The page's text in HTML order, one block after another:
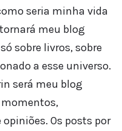
seria minha vida
meu blog
sobre livros, sobre
a esse universo.
será meu blog
Os posts por